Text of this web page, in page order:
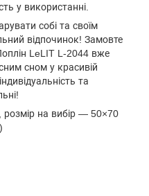
у використанні.
собі та своїм
відпочинок! Замовте
LeLIT L-2044 вже
сном у красивій
та
на вибір — 50×70